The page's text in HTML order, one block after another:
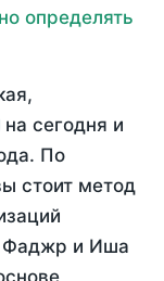
определять
на сегодня и
. По
стоит метод
Фаджр и Иша